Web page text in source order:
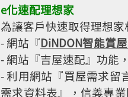
e化速配理想家
為讓客戶快速取得理想
- 網站『DiNDON智能賞
- 網站『吉屋速配』功能
- 利用網站『買屋需求留
需求資料表』，信義專